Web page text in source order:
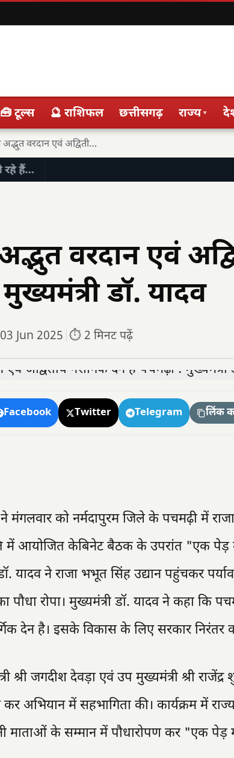
🧰 टूल्स 🔮 राशिफल छत्तीसगढ़ राज्य▾
प्राकृति का अद्भुत वरदान एवं अद्वितीय नैसर्गिक देन…
रहे हैं…
वरदान एवं
डॉ. यादव
Jun 2025 ⏱️ 2 मिनट पढ़ें
Facebook Twitter Telegram लिंक
ने मंगलवार को नर्मदापुरम जिले के पचमढ़ी में
में आयोजित केबिनेट बैठक के उपरांत "एक पेड़
यादव ने राजा भभूत सिंह उद्यान पहुंचकर
रोपा। मुख्यमंत्री डॉ. यादव ने कहा कि
देन है। इसके विकास के लिए सरकार निरंतर
श्री जगदीश देवड़ा एवं उप मुख्यमंत्री श्री
अभियान में सहभागिता की। कार्यक्रम में
माताओं के सम्मान में पौधारोपण कर "एक